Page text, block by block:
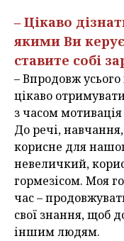
– Цікаво
якими Ви
ставите собі
– Впродовж
цікаво
з часом
До речі,
корисне для
невеличкий,
гормезісом. Моя
час –
свої знання, щоб
іншим людям.